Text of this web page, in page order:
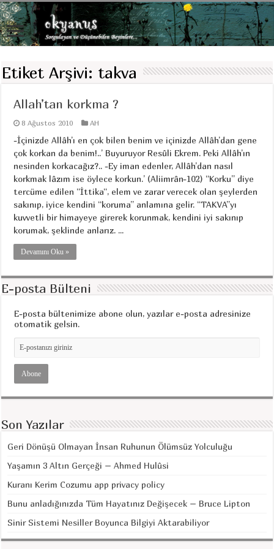
Etiket Arşivi: takva
Allah’tan korkma ?
8 Ağustos 2010 AH
-İçinizde Allâh’ı en çok bilen benim ve içinizde Allâh’dan gene
çok korkan da benim!..’ Buyuruyor Resûli Ekrem. Peki Allâh’ın
nesinden korkacağız?.. -Ey iman edenler, Allâh’dan nasıl
korkmak lâzım ise öylece korkun.’ (Aliimrân-102) “Korku” diye
tercüme edilen “İttika“, elem ve zarar verecek olan şeylerden
sakınıp, iyice kendini “koruma” anlamına gelir. “TAKVA”yı
kuvvetli bir himayeye girerek korunmak, kendini iyi sakınıp
korumak, şeklinde anlarız. ...
Devamını Oku »
E-posta Bülteni
E-posta bültenimize abone olun, yazılar e-posta adresinize
otomatik gelsin.
Son Yazılar
Geri Dönüşü Olmayan İnsan Ruhunun Ölümsüz Yolculuğu
Yaşamın 3 Altın Gerçeği – Ahmed Hulûsi
Kuranı Kerim Cozumu app privacy policy
Bunu anladığınızda Tüm Hayatınız Değişecek – Bruce Lipton
Sinir Sistemi Nesiller Boyunca Bilgiyi Aktarabiliyor